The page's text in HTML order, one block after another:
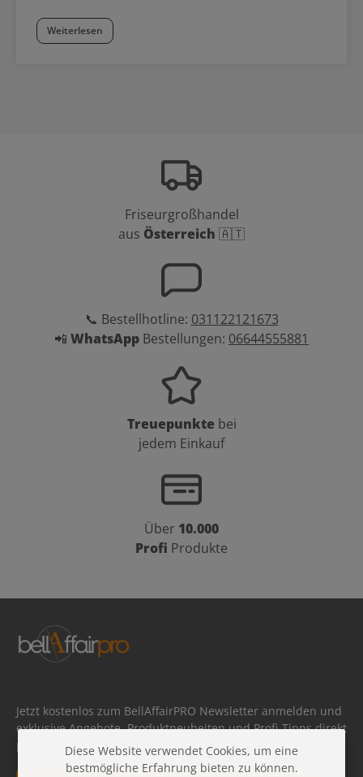
Weiterlesen
Friseurgroßhandel
aus Österreich 🇦🇹
📞 Bestellhotline: 031122121673
📲 WhatsApp Bestellungen: 06644555881
Treuepunkte bei
jedem Einkauf
Über 10.000
Profi Produkte
Jetzt kostenlos zum BellAffairPRO Newsletter anmelden und
exklusive Angebote, Produktneuheiten und Profi-Tipps direkt
per E-Mail erhalten.
E-Mail-Adresse*
Diese Website verwendet Cookies, um eine
bestmögliche Erfahrung bieten zu können.